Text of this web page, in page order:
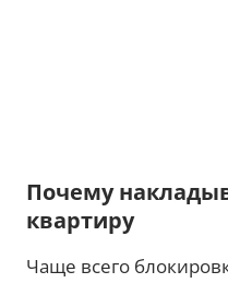
Почему
квартиру
Чаще всего